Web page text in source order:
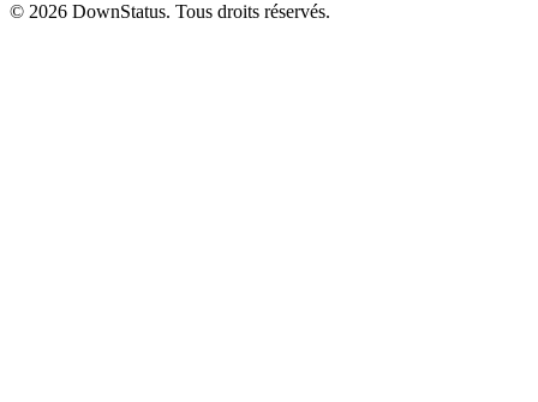
© 2026 DownStatus. Tous droits réservés.